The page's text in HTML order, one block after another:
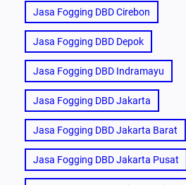
Jasa Fogging DBD Cirebon
Jasa Fogging DBD Depok
Jasa Fogging DBD Indramayu
Jasa Fogging DBD Jakarta
Jasa Fogging DBD Jakarta Barat
Jasa Fogging DBD Jakarta Pusat